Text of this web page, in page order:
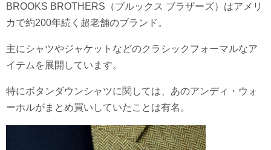
BROOKS BROTHERS（ブルックス ブラザーズ）はアメリ
カで約200年続く超老舗のブランド。
主にシャツやジャケットなどのクラシックフォーマルなア
イテムを展開しています。
特にボタンダウンシャツに関しては、あのアンディ・ウォ
ーホルがまとめ買いしていたことは有名。